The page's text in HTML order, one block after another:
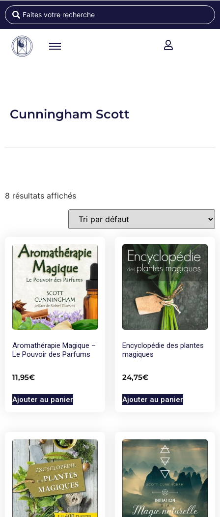
Cunningham Scott
8 résultats affichés
Aromathérapie Magique –
Le Pouvoir des Parfums
11,95€
Ajouter au panier
Encyclopédie des plantes
magiques
24,75€
Ajouter au panier